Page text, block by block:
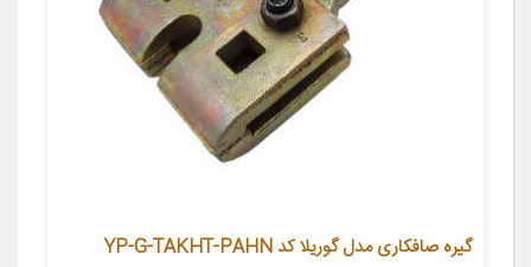
گیره صافکاری مدل گوریلا کد YP-G-TAKHT-PAHN